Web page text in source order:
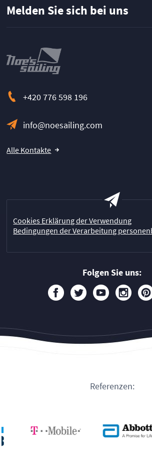
Melden Sie sich bei uns
+420 776 598 196
info@noesailing.com
Alle Kontakte
Cookies Erklärung der Verwendung
Bedingungen der Verarbeitung
Folgen Sie uns:
Referenzen: